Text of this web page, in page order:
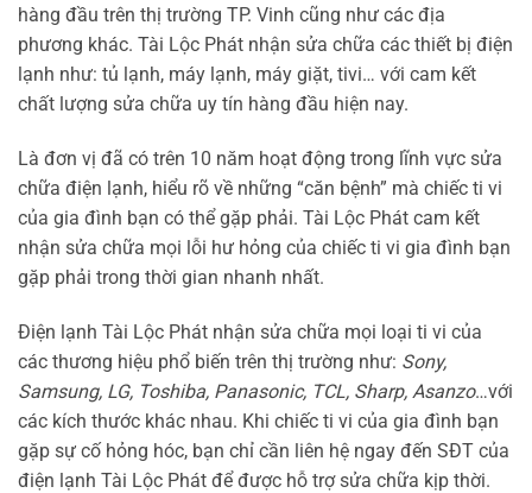
hàng đầu trên thị trường TP. Vinh cũng như các địa
phương khác. Tài Lộc Phát nhận sửa chữa các thiết bị điện
lạnh như: tủ lạnh, máy lạnh, máy giặt, tivi… với cam kết
chất lượng sửa chữa uy tín hàng đầu hiện nay.
Là đơn vị đã có trên 10 năm hoạt động trong lĩnh vực sửa
chữa điện lạnh, hiểu rõ về những “căn bệnh” mà chiếc ti vi
của gia đình bạn có thể gặp phải. Tài Lộc Phát cam kết
nhận sửa chữa mọi lỗi hư hỏng của chiếc ti vi gia đình bạn
gặp phải trong thời gian nhanh nhất.
Điện lạnh Tài Lộc Phát nhận sửa chữa mọi loại ti vi của
các thương hiệu phổ biến trên thị trường như: Sony,
Samsung, LG, Toshiba, Panasonic, TCL, Sharp, Asanzo…với
các kích thước khác nhau. Khi chiếc ti vi của gia đình bạn
gặp sự cố hỏng hóc, bạn chỉ cần liên hệ ngay đến SĐT của
điện lạnh Tài Lộc Phát để được hỗ trợ sửa chữa kịp thời.